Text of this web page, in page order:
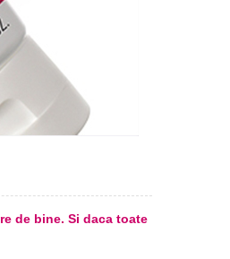
de bine. Si daca toate